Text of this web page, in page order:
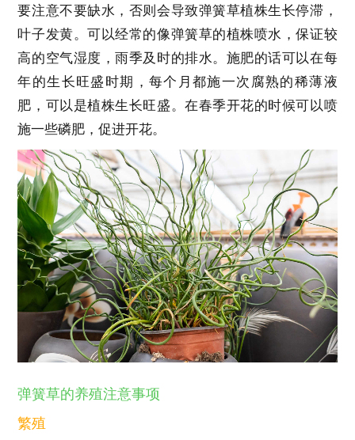
要注意不要缺水，否则会导致弹簧草植株生长停滞，
叶子发黄。可以经常的像弹簧草的植株喷水，保证较
高的空气湿度，雨季及时的排水。施肥的话可以在每
年的生长旺盛时期，每个月都施一次腐熟的稀薄液
肥，可以是植株生长旺盛。在春季开花的时候可以喷
施一些磷肥，促进开花。
弹簧草的养殖注意事项
繁殖